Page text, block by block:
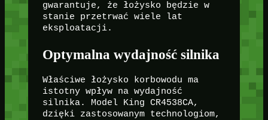
gwarantuje, że łożysko będzie w
stanie przetrwać wiele lat
eksploatacji.
Optymalna wydajność silnika
Właściwe łożysko korbowodu ma
istotny wpływ na wydajność
silnika. Model King CR4538CA,
dzięki zastosowanym technologiom,